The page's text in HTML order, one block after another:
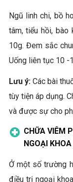
Ngũ linh chi, bồ
tâm, tiểu hồi,
10g. Đem sắc
Uống liên tục 10 -
Lưu ý:Các bài
tùy tiện áp dụng.
và được sự cho
CHỮA VIÊM
NGOẠI KHOA
Ở một số trường
điều trị ngoại